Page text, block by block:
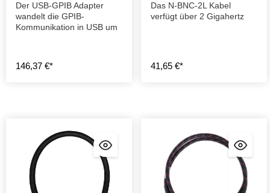
Der USB-GPIB Adapter
wandelt die GPIB-
Kommunikation in USB um
146,37 €*
Das N-BNC-2L Kabel
verfügt über 2 Gigahertz
41,65 €*